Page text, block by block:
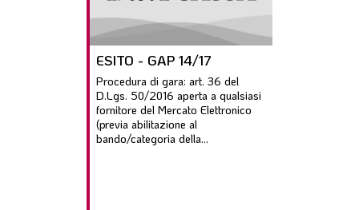
ESITO - GAP 14/17
Procedura di gara: art. 36 del
D.Lgs. 50/2016 aperta a qualsiasi
fornitore del Mercato Elettronico
(previa abilitazione al
bando/categoria della...